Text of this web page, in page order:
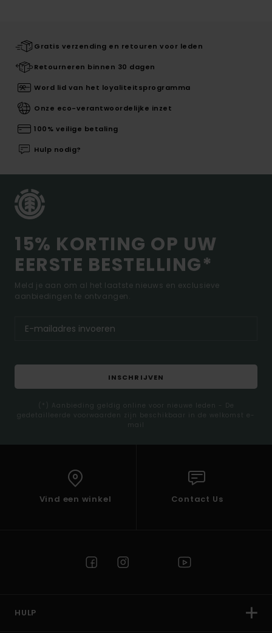
Gratis verzending en retouren voor leden
Retourneren binnen 30 dagen
Word lid van het loyaliteitsprogramma
Onze eco-verantwoordelijke inzet
100% veilige betaling
Hulp nodig?
15% KORTING OP UW
EERSTE BESTELLING*
Meld je aan om al het laatste nieuws en exclusieve
aanbiedingen te ontvangen.
INSCHRIJVEN
(*) Aanbieding geldig online voor nieuwe leden - De
gedetailleerde voorwaarden zijn beschikbaar in de welkomst e-
mail
Vind een winkel Contact Us
HULP